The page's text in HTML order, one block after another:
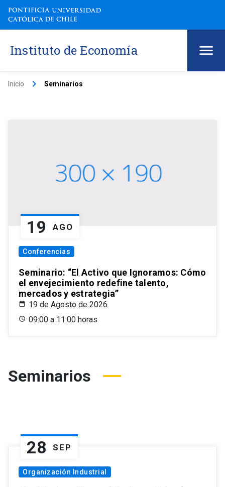
Instituto de Economía
Inicio keyboard_arrow_right Seminarios
19 AGO
Conferencias
Seminario: “El Activo que Ignoramos: Cómo
el envejecimiento redefine talento,
mercados y estrategia”
19 de Agosto de 2026
09:00 a 11:00 horas
Seminarios
28 SEP
Organización Industrial